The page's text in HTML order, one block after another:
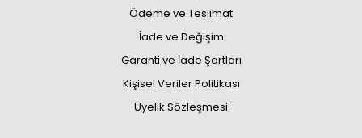
Ödeme ve Teslimat
İade ve Değişim
Garanti ve İade Şartları
Kişisel Veriler Politikası
Üyelik Sözleşmesi